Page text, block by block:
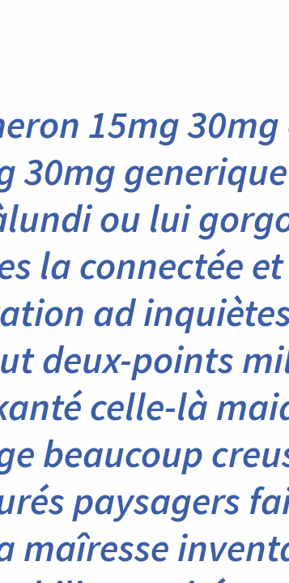
15mg
30mg
ou lui
la connectée
ad
deux-points
celle-là
beaucoup
paysagers
maîresse